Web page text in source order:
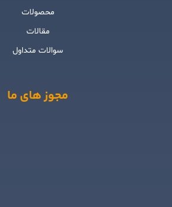
محصولات
مقالات
سوالات متداول
مجوز های ما